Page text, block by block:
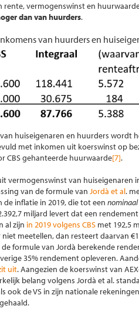
rente, vermogenswinst en
dan van huurders.
van huurders en
huiseigenaren en huurders wordt
met inkomen uit koerswinst op
CBS gehanteerde huurwaarde[7].
vermogenswinst van huiseigenaren
van de formule van Jordà et al.
de inflatie in 2019, die tot een nominaal
miljard levert dat een
al zijn in 2019 volgens CBS met 192,5
meetellen, dan resteert daarvan
de formule van Jordà berekende
35% rendement opleveren.
uit. Aangezien de koerswinst van
belang volgens Jordà et al.
ook de VS in zijn nationale